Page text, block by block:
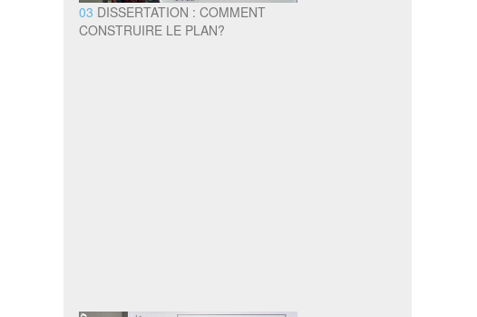
03 DISSERTATION : COMMENT
CONSTRUIRE LE PLAN?